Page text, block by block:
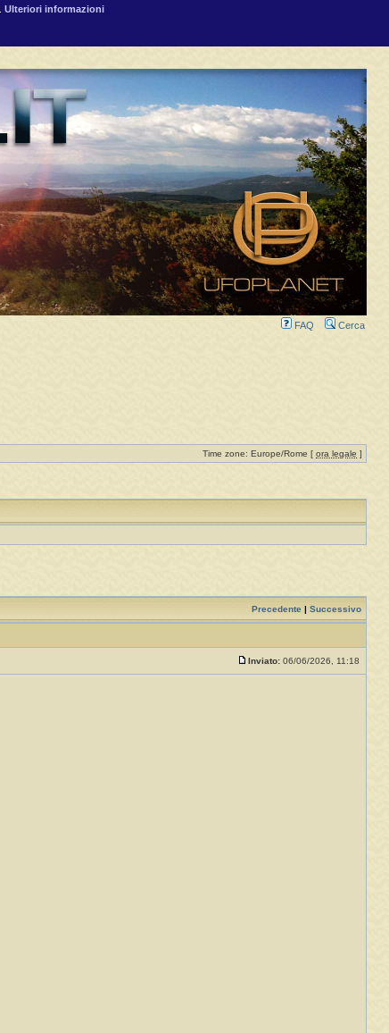
Ulteriori informazioni
FAQ Cerca
Time zone: Europe/Rome [ ora legale ]
Precedente Successivo
Inviato: 06/06/2026, 11:18